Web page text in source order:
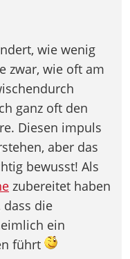
wie wenig
zwar, wie oft am
ganz oft den
Diesen impuls
aber das
bewusst! Als
zubereitet haben
die
ein
führt